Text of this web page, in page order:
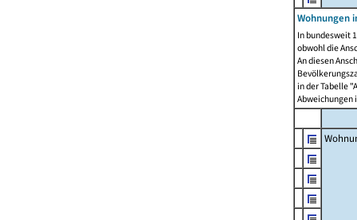
Wohnungen
In bundesweit
obwohl die
An diesen
in der Tabelle
Abweichungen